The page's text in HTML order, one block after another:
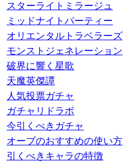
スターライトミラージュ
ミッドナイトパーティー
オリエンタルトラベラーズ
モンストジェネレーション
破界に響く星歌
天魔英傑譚
人気投票ガチャ
ガチャリドラボ
今引くべきガチャ
オーブのおすすめの使い方
引くべきキャラの特徴